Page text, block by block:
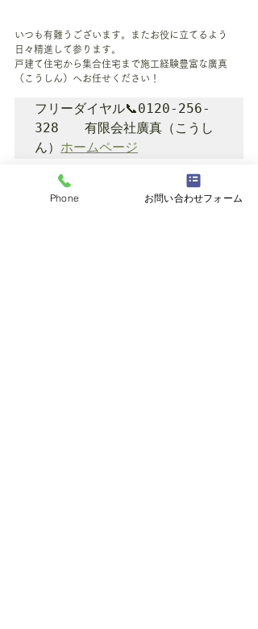
いつも有難うございます。またお役に立てるよう
日々精進して参ります。
戸建て住宅から集合住宅まで施工経験豊富な廣真
（こうしん）へお任せください！
フリーダイヤル📞0120-256-
328　　有限会社廣真（こうし
ん） ホームページ
Phone お問い合わせフォーム